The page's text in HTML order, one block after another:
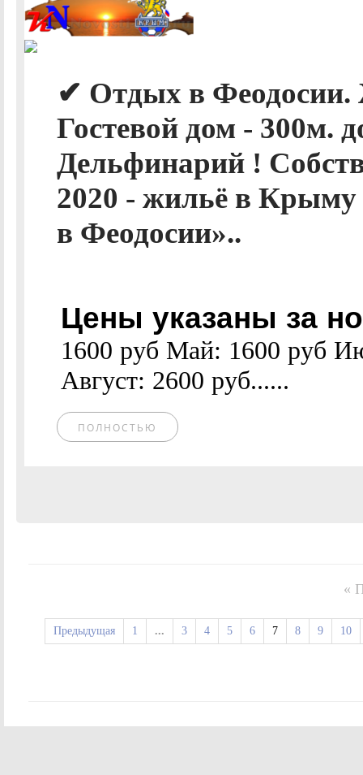
✔ Отдых в Феодосии.
Гостевой дом - 300м.
Дельфинарий !
2020 - жильё в Крыму
в Феодосии»..
Цены указаны за
1600 руб Май: 1600 руб
Август: 2600 руб......
ПОЛНОСТЬЮ
«
Предыдущая 1 ... 3 4 5 6 7 8 9 10